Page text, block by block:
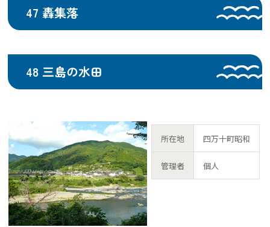
47 轟集落
48 三島の水田
所在地 四万十町昭和
管理者 個人